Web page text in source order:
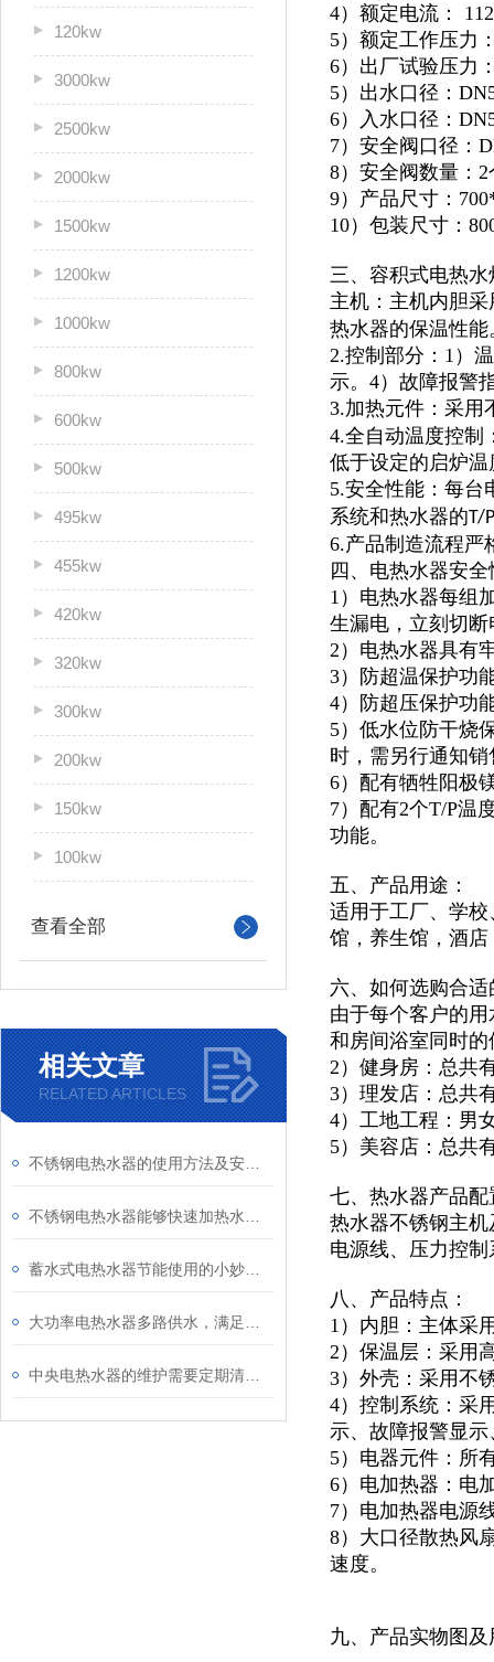
120kw
3000kw
2500kw
2000kw
1500kw
1200kw
1000kw
800kw
600kw
500kw
495kw
455kw
420kw
320kw
300kw
200kw
150kw
100kw
查看全部
相关文章
RELATED ARTICLES
4）额定电流：
5）额定工作压力
6）出厂试验压力
5）出水口径：
6）入水口径：
7）安全阀口径：
8）安全阀数量：2
9）产品尺寸：
10）包装尺寸：
三、容积式电热
主机：主机内胆
热水器的保温性能
2.控制部分：1）
示。4）故障报警
3.加热元件：采用
4.全自动温度控制
低于设定的启炉
5.安全性能：每台
系统和热水器的T/P
6.产品制造流程严
四、电热水器安全
1）电热水器每组
生漏电，立刻切
2）电热水器具有
3）防超温保护功
4）防超压保护功
5）低水位防干烧
时，需另行通知
6）配有牺牲阳极
7）配有2个T/P温
功能。
五、产品用途：
适用于工厂、学
馆， 养生馆，酒
六、如何选购合
由于每个客户的
和房间浴室同时的
2）健身房：总共
3）理发店：总共
4）工地工程：男
5）美容店：总共
七、热水器产品配
热水器不锈钢主
电源线、压力控
八、产品特点：
1）内胆：主体采
2）保温层：采用
3）外壳：采用不
4）控制系统：采
示、故障报警显
5）电器元件：所
6）电加热器：电
7）电加热器电源
8）大口径散热风
速度。
九、产品实物图